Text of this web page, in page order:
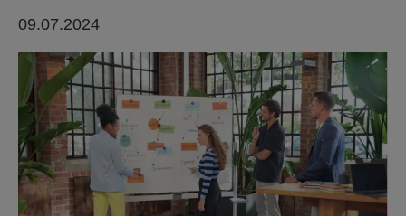
09.07.2024